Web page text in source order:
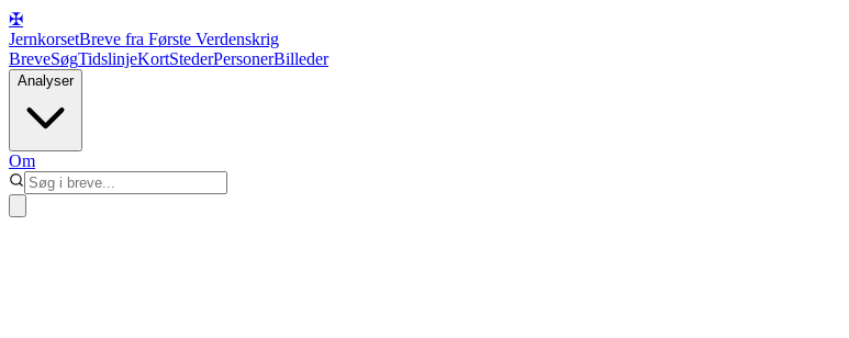
✠
JernkorsetBreve fra Første Verdenskrig
BreveSøgTidslinjeKortStederPersonerBilleder
Analyser
Om